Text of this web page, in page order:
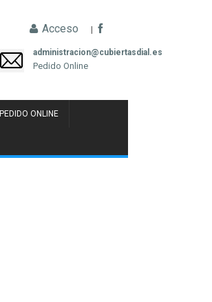
Acceso |
administracion@cubiertasdial.es
Pedido Online
PEDIDO ONLINE